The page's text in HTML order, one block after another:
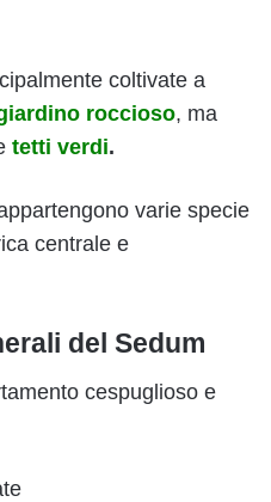
coltivate a
roccioso, ma
tetti verdi.
varie specie
centrale e
del Sedum
cespuglioso e